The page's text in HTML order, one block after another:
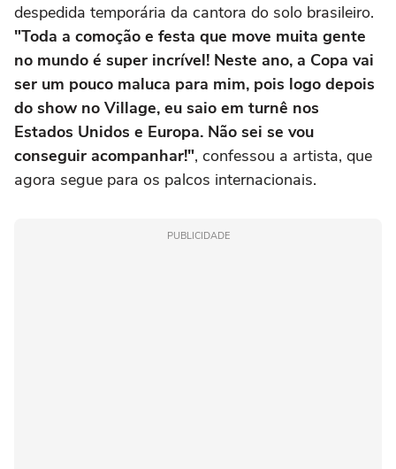
despedida temporária da cantora do solo brasileiro.
"Toda a comoção e festa que move muita gente
no mundo é super incrível! Neste ano, a Copa vai
ser um pouco maluca para mim, pois logo depois
do show no Village, eu saio em turnê nos
Estados Unidos e Europa. Não sei se vou
conseguir acompanhar!", confessou a artista, que
agora segue para os palcos internacionais.
PUBLICIDADE